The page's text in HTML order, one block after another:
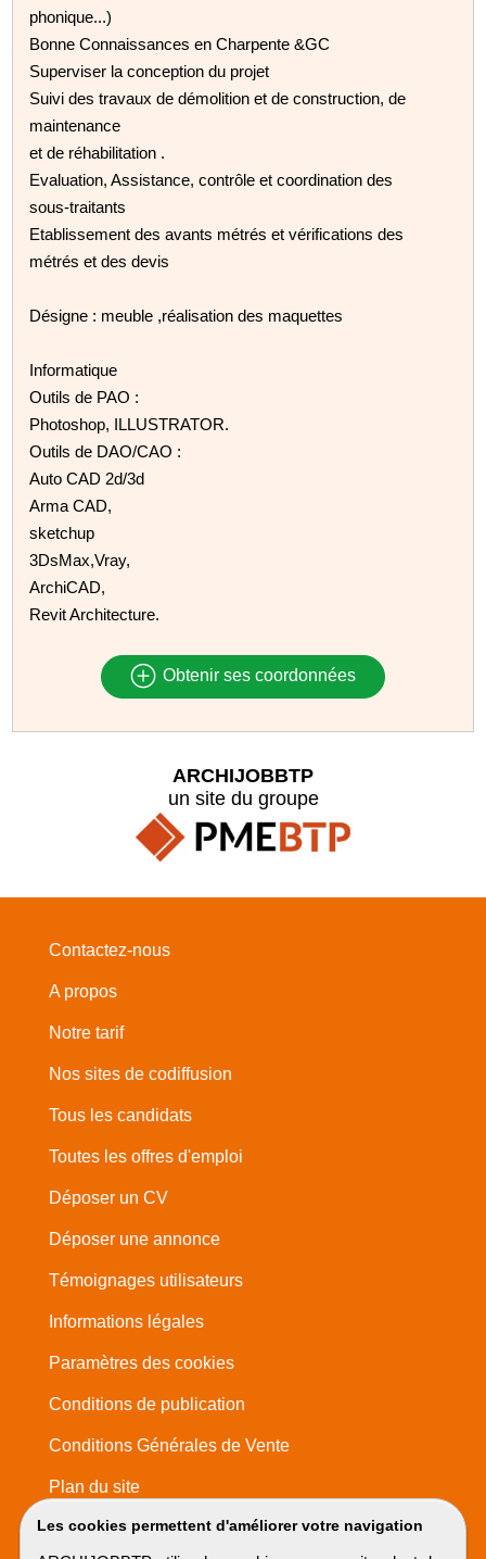
phonique...)
Bonne Connaissances en Charpente &GC
Superviser la conception du projet
Suivi des travaux de démolition et de construction, de
maintenance
et de réhabilitation .
Evaluation, Assistance, contrôle et coordination des
sous-traitants
Etablissement des avants métrés et vérifications des
métrés et des devis
Désigne : meuble ,réalisation des maquettes
Informatique
Outils de PAO :
Photoshop, ILLUSTRATOR.
Outils de DAO/CAO :
Auto CAD 2d/3d
Arma CAD,
sketchup
3DsMax,Vray,
ArchiCAD,
Revit Architecture.
Obtenir ses coordonnées
Les cookies permettent d'améliorer votre navigation
ARCHIJOBBTP
un site du groupe
Contactez-nous
A propos
Notre tarif
Nos sites de codiffusion
Tous les candidats
Toutes les offres d'emploi
Déposer un CV
Déposer une annonce
Témoignages utilisateurs
Informations légales
Paramètres des cookies
Conditions de publication
Conditions Générales de Vente
Plan du site